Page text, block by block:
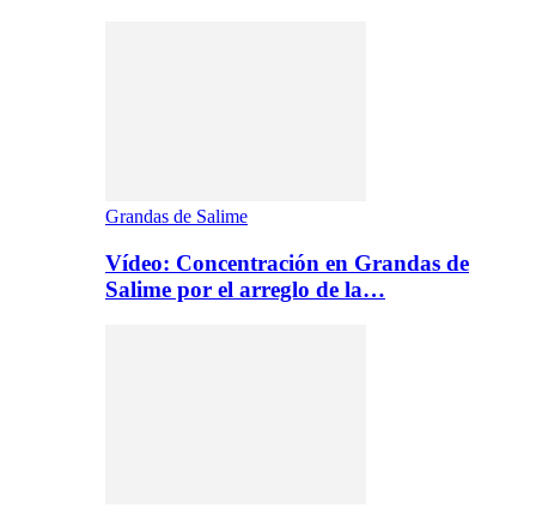
Grandas de Salime
Vídeo: Concentración en Grandas de
Salime por el arreglo de la…